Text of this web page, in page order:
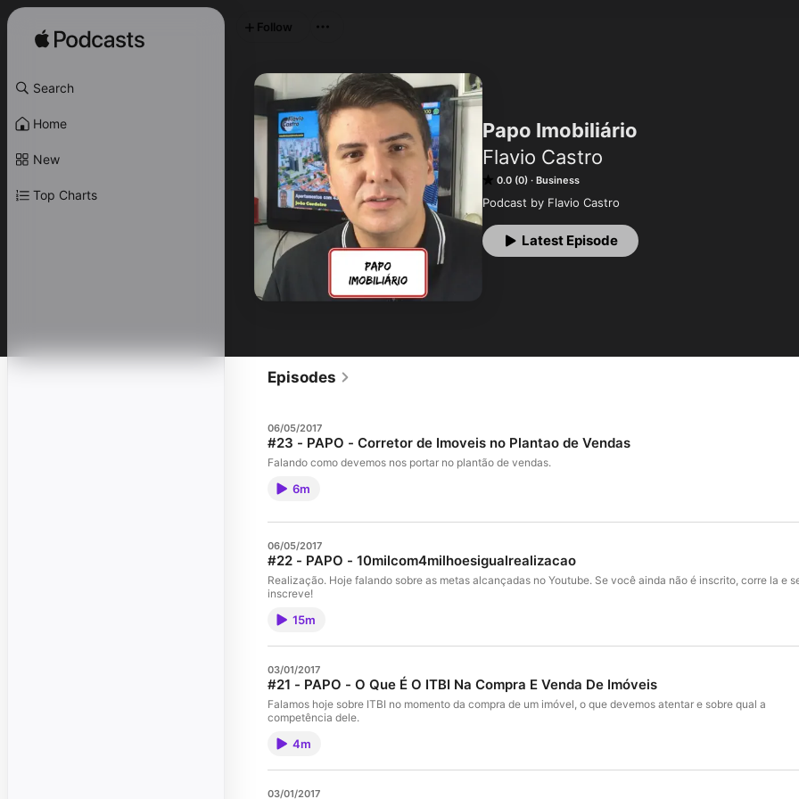
Search
Home
New
Top Charts
Papo Imobiliário
Flavio Castro
0.0 (0) Business
Podcast by Flavio Castro
Latest Episode
Follow
Episodes
06/05/2017
#23 - PAPO - Corretor de Imoveis no Plantao de Vendas
Falando como devemos nos portar no plantão de vendas.
6m
06/05/2017
#22 - PAPO - 10milcom4milhoesigualrealizacao
Realização. Hoje falando sobre as metas alcançadas no Youtube. Se você ainda não é inscrito, corre la e
inscreve!
15m
03/01/2017
#21 - PAPO - O Que É O ITBI Na Compra E Venda De Imóveis
Falamos hoje sobre ITBI no momento da compra de um imóvel, o que devemos atentar e sobre qual a
competência dele.
4m
03/01/2017